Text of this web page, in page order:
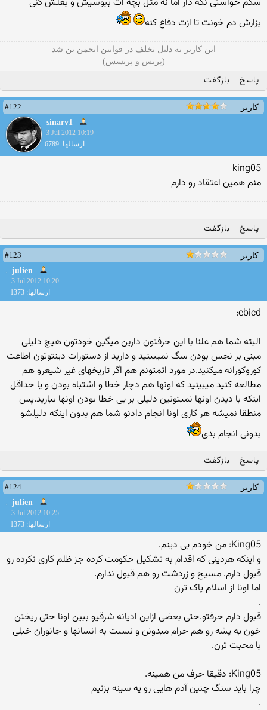
بزارش دم خونت تا ازت دفاع کنه
این کاربر به دلیل تخلف در قوانین انجمن بن شد
(پرنس و پرنسس)
پاسخ بازگفت
کاربر
#122
sinarv1
3 Jul 2012 10:19
ارسالها: 6789
king05
منم همين اعتقاد رو دارم
پاسخ بازگفت
کاربر
#123
julien
3 Jul 2012 10:20
ارسالها: 1373
ebicd:
البته شما هم علنا با این حرفتون دارین میگین خودتون هیچ دلیلی
مبنی بر نجس بودن سگ نمیبینید و دارید از دستورات دینتوتون اطاعت
کوروکورانه میکنید.در مورد ائمتونم هم اگر تاریخهای غیر شیعرو هم
مطالعه کنید میبینید که اونها هم دچار خطا و اشتباه بودن و یا حداقل
اینکه با دیدن اونها نمیتونین دلیلی بر بی خطا بودن اونها بیارید.پس
منطقا نمیشه هر کاری اونا انجام دادنو شما هم بدون اینکه دلیلشو
بدونی انجام بدی
پاسخ بازگفت
کاربر
#124
julien
3 Jul 2012 10:25
ارسالها: 1373
King05: من خودم بی دینم.
و اینکه هردینی که اقدام به تشکیل حکومت کرده جز ظلم کاری نکرده رو
قبول دارم. مسیح و زردشت رو هم قبول ندارم.
اما اونا از اسلام پاک ترن
.
قبول دارم حرفتو.حتی بعضی ازاین ادیانه شرقیو ببین اونا حتی ریختن
خون یه پشه رو هم حرام میدونن و نسبت به انسانها و جانوران خیلی
با محبت ترن.
King05: دقیقا حرف من همینه.
چرا باید سنگ چنین آدم هایی رو یه سینه بزنیم
.